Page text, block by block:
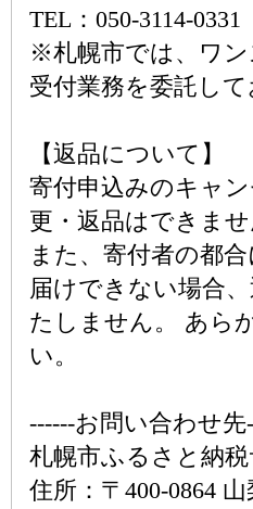
TEL：050-3114-0331
※札幌市では、ワ
受付業務を委託して
【返品について】
寄付申込みのキャ
更・返品はできませ
また、寄付者の都
届けできない場合
たしません。 あら
い。
‐‐‐‐‐‐お問い合わせ先
札幌市ふるさと納
住所：〒400-0864